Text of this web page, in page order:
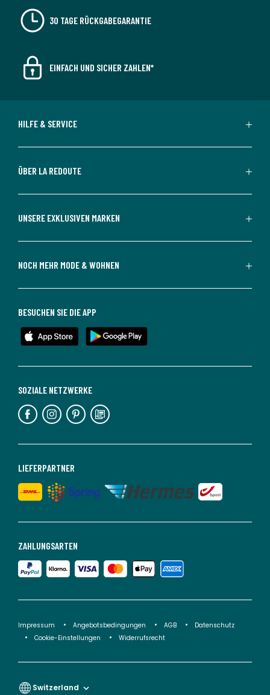
30 TAGE RÜCKGABEGARANTIE
EINFACH UND SICHER ZAHLEN*
HILFE & SERVICE
ÜBER LA REDOUTE
UNSERE EXKLUSIVEN MARKEN
NOCH MEHR MODE & WOHNEN
ZAHLUNGSARTEN
LIEFERPARTNER
SOZIALE NETZWERKE
BESUCHEN SIE DIE APP
Impressum Angebotsbedingungen AGB
Datenschutz
Cookie-Einstellungen
Widerrufsrecht
Switzerland